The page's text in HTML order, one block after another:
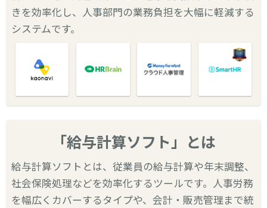
きを効率化し、人事部門の業務負担を大幅に軽減する
システムです。
「給与計算ソフト」とは
給与計算ソフトとは、従業員の給与計算や年末調整、
社会保険処理などを効率化するツールです。人事労務
を幅広くカバーするタイプや、会計・販売管理まで統